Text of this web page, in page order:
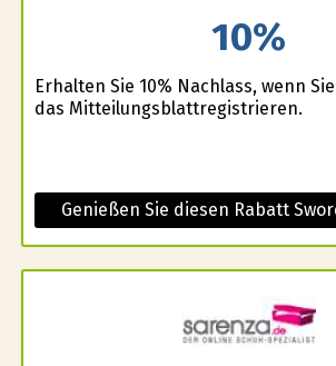
10%
Erhalten Sie 10% Nachlass, wenn
das Mitteilungsblattregistrieren.
Genießen Sie diesen Rabatt